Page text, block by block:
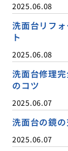
2025.06.08
洗面台リフ
ト
2025.06.08
洗面台修理
のコツ
2025.06.07
洗面台の鏡
2025.06.07